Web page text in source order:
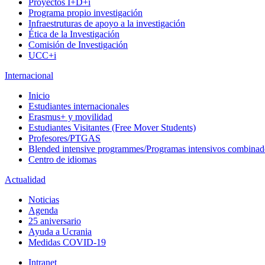
Proyectos I+D+i
Programa propio investigación
Infraestruturas de apoyo a la investigación
Ética de la Investigación
Comisión de Investigación
UCC+i
Internacional
Inicio
Estudiantes internacionales
Erasmus+ y movilidad
Estudiantes Visitantes (Free Mover Students)
Profesores/PTGAS
Blended intensive programmes/Programas intensivos
Centro de idiomas
Actualidad
Noticias
Agenda
25 aniversario
Ayuda a Ucrania
Medidas COVID-19
Intranet